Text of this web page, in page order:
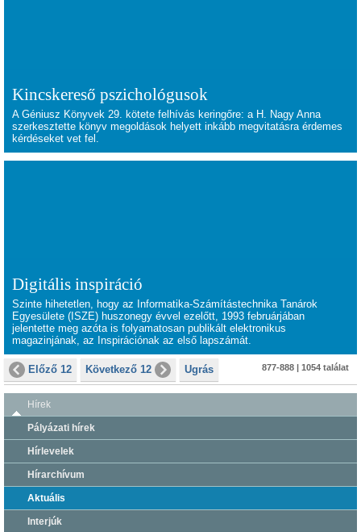
Kincskereső pszichológusok
A Géniusz Könyvek 29. kötete felhívás keringőre: a H. Nagy Anna
szerkesztette könyv megoldások helyett inkább megvitatásra érdemes
kérdéseket vet fel.
Digitális inspiráció
Szinte hihetetlen, hogy az Informatika-Számítástechnika Tanárok
Egyesülete (ISZE) huszonegy évvel ezelőtt, 1993 februárjában
jelentette meg azóta is folyamatosan publikált elektronikus
magazinjának, az Inspirációnak az első lapszámát.
Előző 12 Következő 12 Ugrás 877-888 | 1054 találat
Hírek
Pályázati hírek
Hírlevelek
Hírarchívum
Aktuális
Interjúk